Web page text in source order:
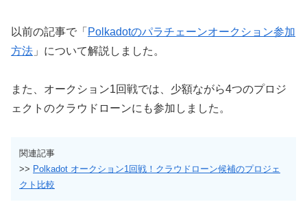
以前の記事で「 Polkadotのパラチェーンオークション参加
方法 」について解説しました。
また、オークション1回戦では、少額ながら4つのプロジ
ェクトのクラウドローンにも参加しました。
関連記事
>> Polkadot オークション1回戦！クラウドローン候補のプロジェ
クト比較